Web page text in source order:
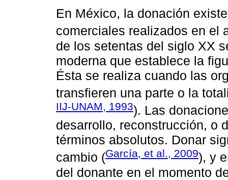
En México, la donación
comerciales realizados en el
de los setentas del siglo XX
moderna que establece la
Ésta se realiza cuando las
transfieren una parte o la
IIJ-UNAM, 1993). Las
desarrollo, reconstrucción, o
términos absolutos. Donar
cambio (García, et al., 2009), y
del donante en el momento